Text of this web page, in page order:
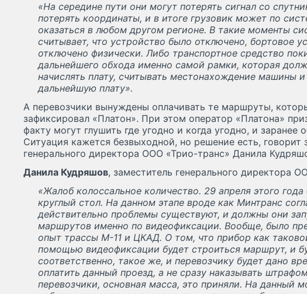
«На середине пути они могут потерять сигнал со
потерять координаты, и в итоге грузовик может по
оказаться в любом другом регионе. В такие моменты
считывает, что устройство было отключено, бортовое
отключено физически. Либо транспортное средство
дальнейшего обхода именно самой рамки, которая
начислять плату, считывать местонахождение машины и
дальнейшую плату».
А перевозчики вынуждены оплачивать те маршруты,
зафиксировал «Платон». При этом оператор «Платона»
факту могут глушить где угодно и когда угодно, и заранее
Ситуация кажется безвыходной, но решение есть, говорит
генерального директора ООО «Трио-транс» Данила
Данила Кудряшов, заместитель генерального директора
«Жалоб колоссальное количество. 29 апреля этого
круглый стол. На данном этапе вроде как Минтранс
действительно проблемы существуют, и должны они
маршрутов именно по видеофиксации. Вообще, было
опыт трассы М-11 и ЦКАД. О том, что прибор как
помощью видеофиксации будет строиться маршрут, и
соответственно, такое же, и перевозчику будет дано
оплатить данный проезд, а не сразу наказывать
перевозчики, основная масса, это приняли. На данный